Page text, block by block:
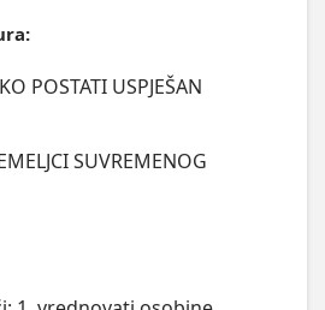
POSTATI USPJEŠAN
SUVREMENOG